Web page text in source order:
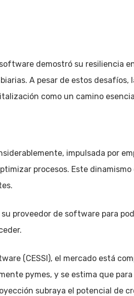
demostró su resiliencia
A pesar de estos desafíos,
como un camino
impulsada por
procesos. Este dinamismo
proveedor de software para
(CESSI), el mercado está
pymes, y se estima que
subraya el potencial de